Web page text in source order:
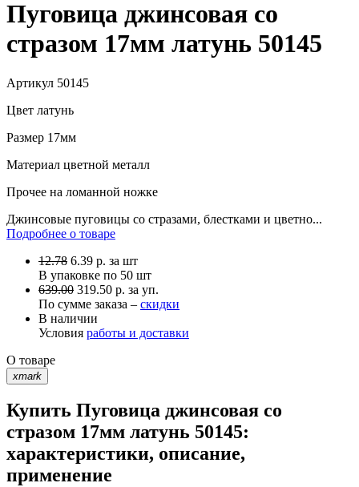
Пуговица джинсовая со
стразом 17мм латунь 50145
Артикул 50145
Цвет латунь
Размер 17мм
Материал цветной металл
Прочее на ломанной ножке
Джинсовые пуговицы со стразами, блестками и цветно...
Подробнее о товаре
12.78 6.39 р. за шт
В упаковке по 50 шт
639.00 319.50 р. за уп.
По сумме заказа – скидки
В наличии
Условия работы и доставки
О товаре
xmark
Купить Пуговица джинсовая со
стразом 17мм латунь 50145:
характеристики, описание,
применение